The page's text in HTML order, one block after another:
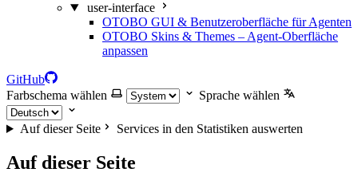
user-interface
OTOBO GUI & Benutzeroberfläche für Agenten
OTOBO Skins & Themes – Agent-Oberfläche
anpassen
GitHub
Farbschema wählen
Sprache wählen
Auf dieser Seite Services in den Statistiken auswerten
Auf dieser Seite